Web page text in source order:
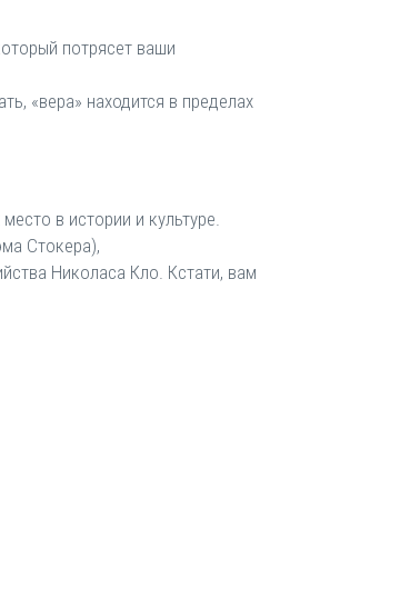
потрясет ваши
«вера» находится в пределах
в истории и культуре.
Стокера),
Николаса Кло. Кстати, вам